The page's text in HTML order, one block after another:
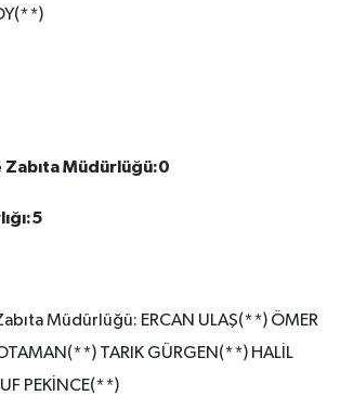
Müdürlüğü:0
Müdürlüğü: ERCAN ULAŞ(**) ÖMER
TARIK GÜRGEN(**) HALİL
PEKİNCE(**)